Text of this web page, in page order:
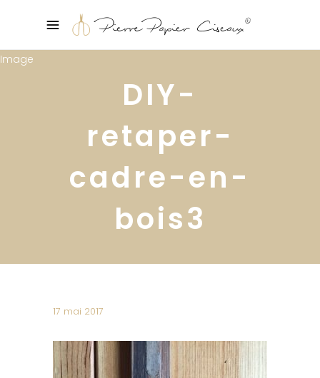
DIY-
retaper-
cadre-en-
bois3
17 mai 2017